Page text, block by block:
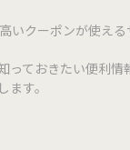
いクーポンが使える
っておきたい便利情
す。